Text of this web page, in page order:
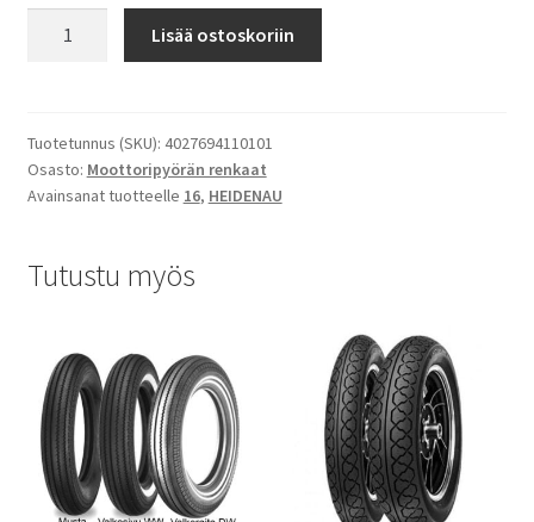
-
16
38J
määrä
Lisää ostoskoriin
Tuotetunnus (SKU): 4027694110101
Osasto: Moottoripyörän renkaat
Avainsanat tuotteelle 16, HEIDENAU
Tutustu myös